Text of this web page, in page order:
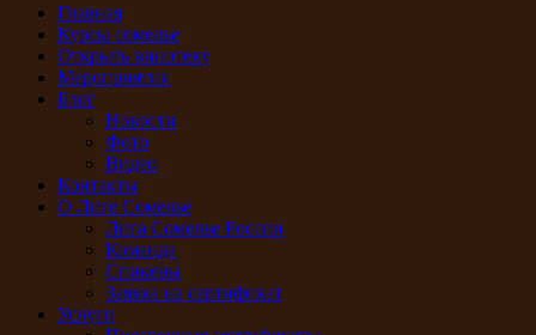
Главная
Курсы сомелье
Открыть винотеку
Мероприятия
Блог
Новости
Фото
Видео
Контакты
О Лиге Сомелье
Лига Сомелье России
Команда
Спикеры
Заявка на сертификат
Услуги